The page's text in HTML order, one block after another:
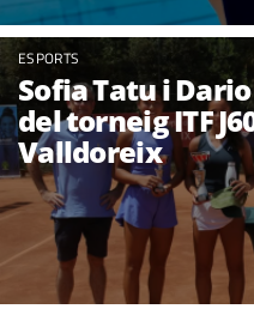
ESPORTS
Sofia Tatu i
del torneig ITF
Valldoreix